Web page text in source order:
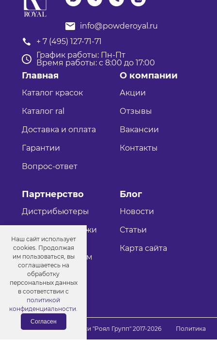
info@powderoyal.ru
+ 7 (495) 127-71-71
График работы: Пн-Пт
Время работы: с 8:00 до 17:00
Главная
Каталог красок
Каталог ral
Доставка и оплата
Гарантии
Вопрос-ответ
О компании
Акции
Отзывы
Вакансии
Контакты
Партнерство
Дистрибьютеры
Оптовые продажи
Как стать
дистрибьютером
Блог
Новости
Статьи
Карта сайта
© Порошковые краски "Роял Групп" 2017-2026
Политика
конфиденциальности
Наш сайт использует
cookies. Продолжая
им пользоваться, вы
соглашаетесь на
обработку
персональных данных
в соответствии с
политикой
конфиденциальности.
Согласен